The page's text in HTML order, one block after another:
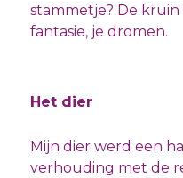
stammetje? De
fantasie, je dromen.
Het dier
Mijn dier werd een
verhouding met de